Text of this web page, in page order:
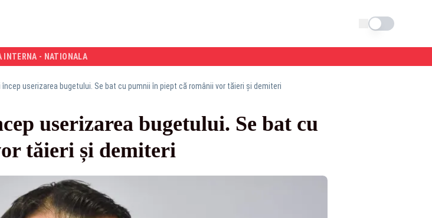
Schimba tema
INTERNA - NATIONALA
userizarea bugetului. Se bat cu pumnii în piept că românii vor tăieri și demiteri
userizarea bugetului. Se bat cu
tăieri și demiteri